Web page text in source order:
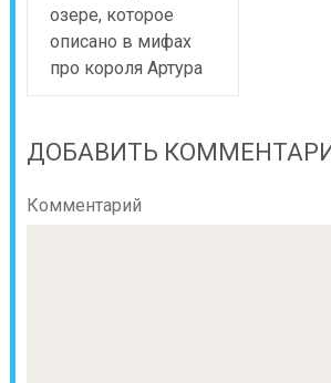
озере, которое
описано в мифах
про короля Артура
ДОБАВИТЬ
Комментарий